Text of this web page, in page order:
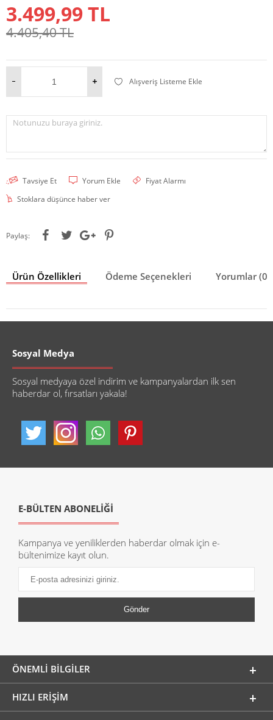
3.499,99TL
4.405,40TL
Alışveriş Listeme Ekle
Notunuzu buraya giriniz.
Tavsiye Et Yorum Ekle
Fiyat Alarmı
Stoklara düşünce haber ver
Paylaş:
Ürün Özellikleri Ödeme Seçenekleri Yorumlar (0)
Sosyal Medya
Sosyal medyaya özel indirim ve kampanyalardan ilk sen
haberdar ol, fırsatları yakala!
E-BÜLTEN ABONELİĞİ
Kampanya ve yeniliklerden haberdar olmak için e-
bültenimize kayıt olun.
ÖNEMLI BILGILER
HIZLI ERIŞIM